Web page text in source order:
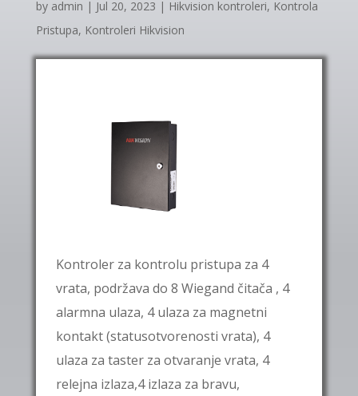
by admin | Jul 20, 2023 | Hikvision kontroleri, Kontrola
Pristupa, Kontroleri Hikvision
Kontroler za kontrolu pristupa za 4
vrata, podržava do 8 Wiegand čitača , 4
alarmna ulaza, 4 ulaza za magnetni
kontakt (statusotvorenosti vrata), 4
ulaza za taster za otvaranje vrata, 4
relejna izlaza,4 izlaza za bravu,